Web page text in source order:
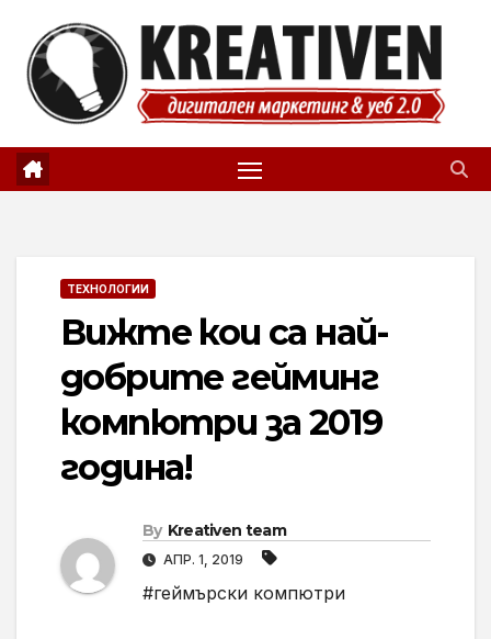
content
ТЕХНОЛОГИИ
Вижте кои са най-
добрите гейминг
компютри за 2019
година!
By Kreativen team
АПР. 1, 2019
#геймърски компютри